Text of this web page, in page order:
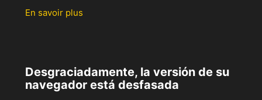
En savoir plus
Desgraciadamente, la versión de su
navegador está desfasada